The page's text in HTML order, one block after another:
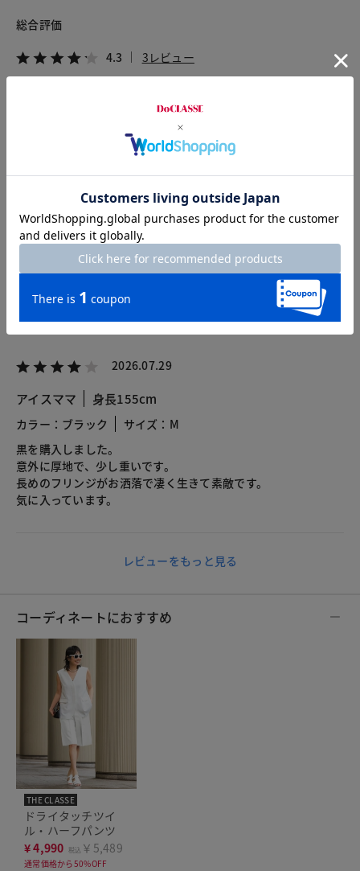
総合評価
4.3 3レビュー
身長157cm 体型普通
カラー：オフホワイト
サイズ：L
生地は厚目ですが、肌離れが良くさらっとしており、真夏でも
着やすい印象です。裾のフリンジがポイントですが、絡まりや
すく、ややもつれやすいのが難点。スタッフさんのコーディネ
ートを参考に着てみたいと思います。
2026.07.29
アイスママ 身長155cm
カラー：ブラック
サイズ：M
黒を購入しました。
意外に厚地で、少し重いです。
長めのフリンジがお洒落で凄く生きて素敵です。
気に入っています。
レビューをもっと見る
コーディネートにおすすめ
THE CLASSE
ドライタッチツイ
ル・ハーフパンツ
¥4,990 税込 ￥5,489
通常価格から50%OFF